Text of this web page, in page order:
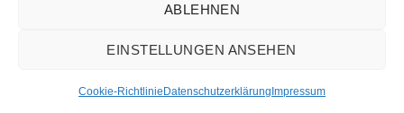
ABLEHNEN
EINSTELLUNGEN ANSEHEN
Cookie-Richtlinie Datenschutzerklärung Impressum
Copyright 2026 ©Lana Versum